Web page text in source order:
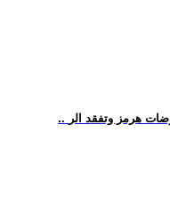
هرمز وتفقد الر